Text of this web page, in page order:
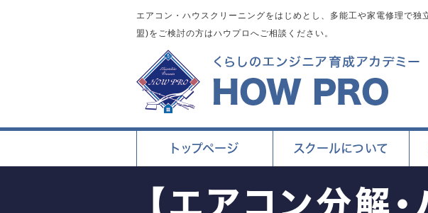
エアコン・ハウスクリーニングをはじめとし、多能工や家電修理で
盟)をご検討の方はハウプロへご相談ください。
トップページ スクールについて
【エアコン分解